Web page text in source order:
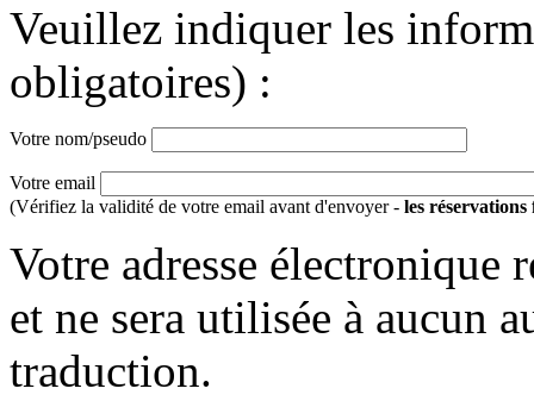
Veuillez indiquer les
obligatoires) :
Votre nom/pseudo
Votre email
(Vérifiez la validité de votre email avant d'envoyer - les réservations
Votre adresse électronique
et ne sera utilisée à aucun
traduction.